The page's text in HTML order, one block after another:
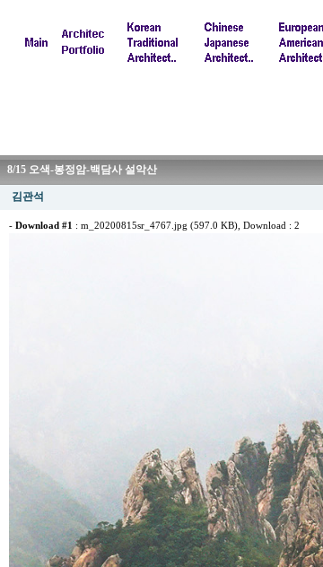
8/15 오색-봉정암-백담사 설악산
김관석
- Download #1 : m_20200815sr_4767.jpg (597.0 KB) , Download : 2